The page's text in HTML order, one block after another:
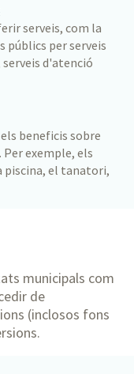
serveis, com la
públics per serveis
serveis d'atenció
beneficis sobre
Per exemple, els
piscina, el tanatori,
municipals com
de
(inclosos fons